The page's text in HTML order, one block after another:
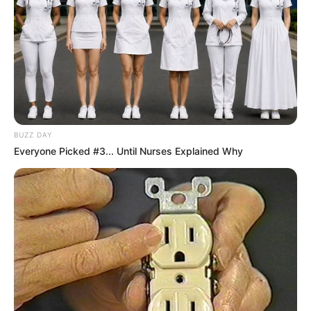
ΑΛΛΑ ΤΟ ΚΥΡΙΟΤΕΡΟ ΝΑ ΑΝΤΙΛΗΦΘΕΙΤΕ ΑΠΟ ΤΙ ΘΑ
ΑΠΕΛΕΥΘΕΡΩΘΟΥΜΕ ΣΥΝΤΟΜΑ……
ΝΙΚΟΛΑΟΣ ΑΝΑΞΙΜΑΝΔΡΟΣ
ΔΕΙΤΕ ΑΚΟΜΑ “ΠΑΡΤΕ ΤΑ ΠΑΝΩ ΣΑΣ ΕΙΣΤΕ ΔΙΟΓΕΝΕΙΣ”
BUZZ DAY
Everyone Picked #3... Until Nurses Explained Why